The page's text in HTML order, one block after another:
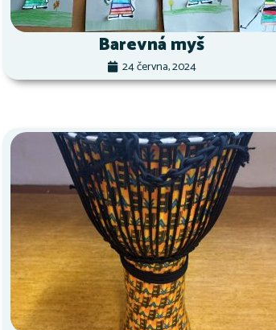
Barevná myš
24 června, 2024